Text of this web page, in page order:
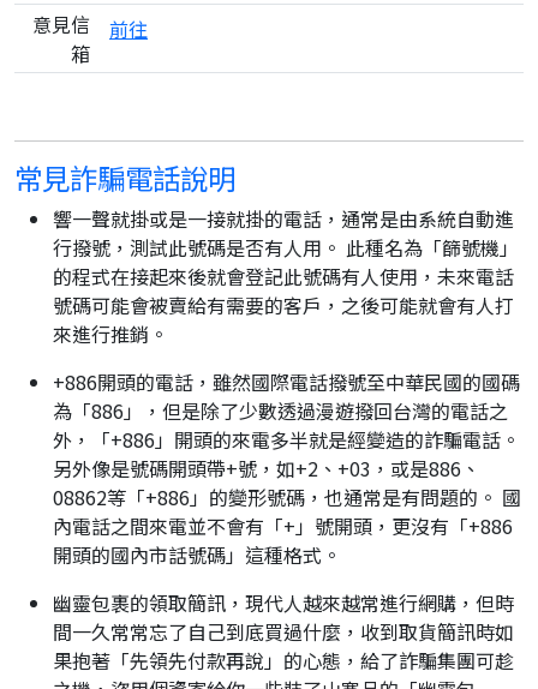
意見信
箱
前往
常見詐騙電話說明
響一聲就掛或是一接就掛的電話，通常是由系統自動進
行撥號，測試此號碼是否有人用。 此種名為「篩號機」
的程式在接起來後就會登記此號碼有人使用，未來電話
號碼可能會被賣給有需要的客戶，之後可能就會有人打
來進行推銷。
+886開頭的電話，雖然國際電話撥號至中華民國的國碼
為「886」，但是除了少數透過漫遊撥回台灣的電話之
外，「+886」開頭的來電多半就是經變造的詐騙電話。
另外像是號碼開頭帶+號，如+2、+03，或是886、
08862等「+886」的變形號碼，也通常是有問題的。 國
內電話之間來電並不會有「+」號開頭，更沒有「+886
開頭的國內市話號碼」這種格式。
幽靈包裹的領取簡訊，現代人越來越常進行網購，但時
間一久常常忘了自己到底買過什麼，收到取貨簡訊時如
果抱著「先領先付款再說」的心態，給了詐騙集團可趁